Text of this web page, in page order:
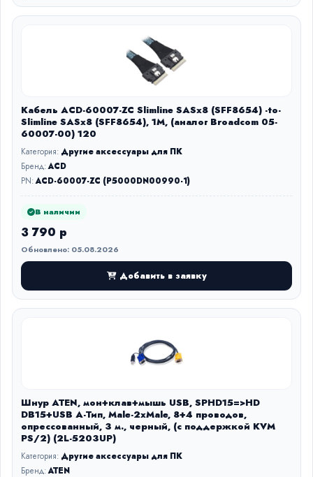
Кабель ACD-60007-ZC Slimline SASx8 (SFF8654) -to-
Slimline SASx8 (SFF8654), 1M, (аналог Broadcom 05-
60007-00) 120
Категория: Другие аксессуары для ПК
Бренд:ACD
PN:ACD-60007-ZC (P5000DN00990-1)
В наличии
3 790 р
Обновлено: 05.08.2026
Добавить в заявку
Шнур ATEN, мон+клав+мышь USB, SPHD15=>HD
DB15+USB A-Тип, Male-2xMale, 8+4 проводов,
опрессованный, 3 м., черный, (с поддержкой KVM
PS/2) (2L-5203UP)
Категория: Другие аксессуары для ПК
Бренд:ATEN